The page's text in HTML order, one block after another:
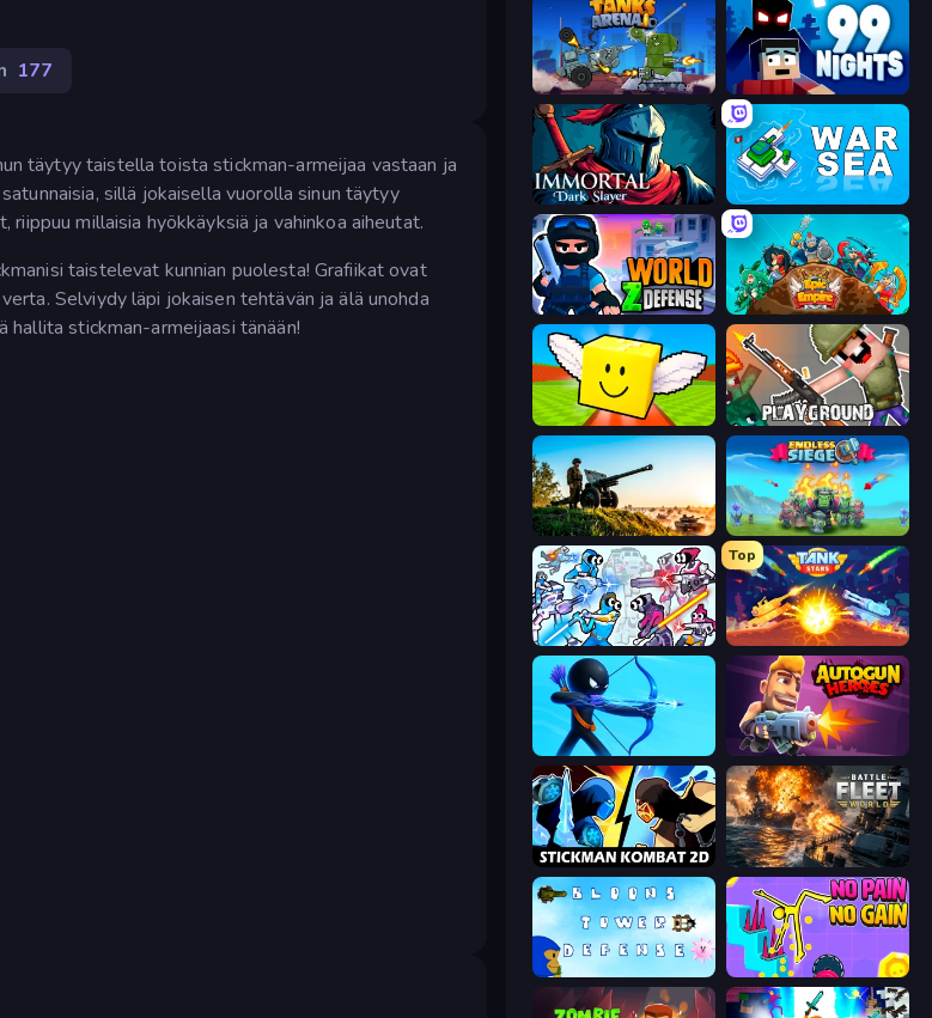
177
täytyy taistella toista stickman-armeijaa vastaan ja
sillä jokaisella vuorolla sinun täytyy
millaisia hyökkäyksiä ja vahinkoa aiheutat.
taistelevat kunnian puolesta! Grafiikat ovat
Selviydy läpi jokaisen tehtävän ja älä unohda
stickman-armeijaasi tänään!
Tanks Arena io: Craft & Combat 99 Nights (Bloxd.io)
Immortal: Dark Slayer War Sea
World Z Defense - Zombie Defense Epic Empire: Tower Defense
Lucky Brainrot Blocks Online Playground
Artillery Vs Tanks Endless Siege
Space Wars Battleground
Top
Tank Stars
Archers Random Autogun Heroes
Stickman Kombat 2D Battle Fleet World
No Pain No Gain - Ragdoll Sandbox